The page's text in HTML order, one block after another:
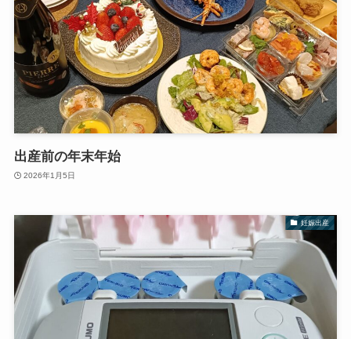
出産前の年末年始
2026年1月5日
妊娠出産